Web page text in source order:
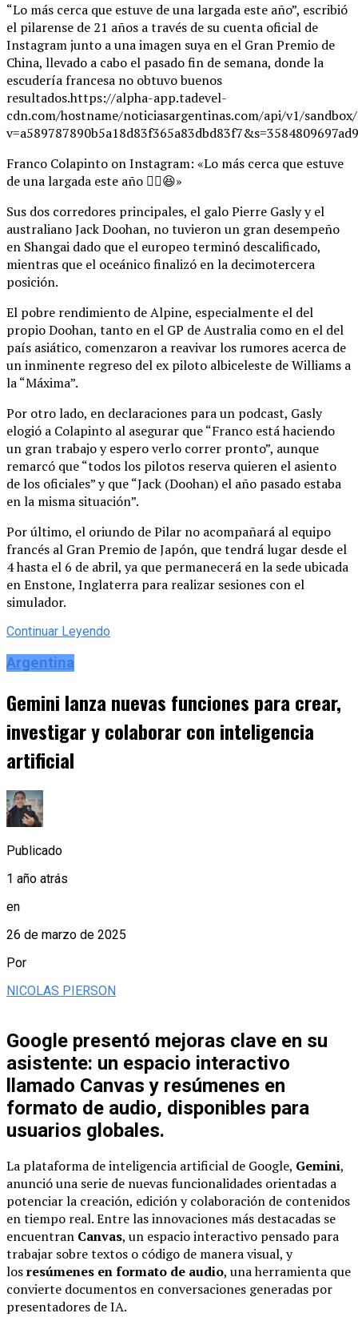
“Lo más cerca que estuve de una largada este año”, escribió
el pilarense de 21 años a través de su cuenta oficial de
Instagram junto a una imagen suya en el Gran Premio de
China, llevado a cabo el pasado fin de semana, donde la
escudería francesa no obtuvo buenos
resultados.https://alpha-app.tadevel-
cdn.com/hostname/noticiasargentinas.com/api/v1/sandbox/
Franco Colapinto on Instagram: «Lo más cerca que estuve
de una largada este año ✌🏼😆»
Sus dos corredores principales, el galo Pierre Gasly y el
australiano Jack Doohan, no tuvieron un gran desempeño
en Shangai dado que el europeo terminó descalificado,
mientras que el oceánico finalizó en la decimotercera
posición.
El pobre rendimiento de Alpine, especialmente el del
propio Doohan, tanto en el GP de Australia como en el del
país asiático, comenzaron a reavivar los rumores acerca de
un inminente regreso del ex piloto albiceleste de Williams a
la “Máxima”.
Por otro lado, en declaraciones para un podcast, Gasly
elogió a Colapinto al asegurar que “Franco está haciendo
un gran trabajo y espero verlo correr pronto”, aunque
remarcó que “todos los pilotos reserva quieren el asiento
de los oficiales” y que “Jack (Doohan) el año pasado estaba
en la misma situación”.
Por último, el oriundo de Pilar no acompañará al equipo
francés al Gran Premio de Japón, que tendrá lugar desde el
4 hasta el 6 de abril, ya que permanecerá en la sede ubicada
en Enstone, Inglaterra para realizar sesiones con el
simulador.
Continuar Leyendo
Argentina
Gemini lanza nuevas funciones para crear,
investigar y colaborar con inteligencia
artificial
Publicado
1 año atrás
en
26 de marzo de 2025
Por
NICOLAS PIERSON
Google presentó mejoras clave en su
asistente: un espacio interactivo
llamado Canvas y resúmenes en
formato de audio, disponibles para
usuarios globales.
La plataforma de inteligencia artificial de Google, Gemini,
anunció una serie de nuevas funcionalidades orientadas a
potenciar la creación, edición y colaboración de contenidos
en tiempo real. Entre las innovaciones más destacadas se
encuentran Canvas, un espacio interactivo pensado para
trabajar sobre textos o código de manera visual, y
losresúmenes en formato de audio, una herramienta que
convierte documentos en conversaciones generadas por
presentadores de IA.